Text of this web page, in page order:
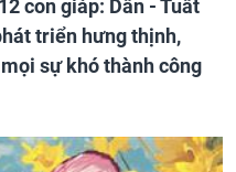
con giáp: Dần - Tuất
triển hưng thịnh,
sự khó thành công